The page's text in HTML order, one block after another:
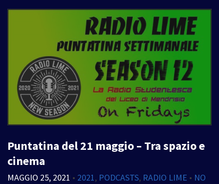
Puntatina del 21 maggio – Tra spazio e
cinema
MAGGIO 25, 2021 • 2021, PODCASTS, RADIO LIME • NO